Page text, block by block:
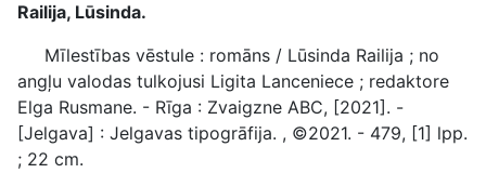
Railija, Lūsinda.
Mīlestības vēstule : romāns / Lūsinda Railija ; no
angļu valodas tulkojusi Ligita Lanceniece ; redaktore
Elga Rusmane. - Rīga : Zvaigzne ABC, [2021]. -
[Jelgava] : Jelgavas tipogrāfija. , ©2021. - 479, [1] lpp.
; 22 cm.